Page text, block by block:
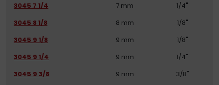
3045 7 1/4
7 mm
1/4"
3045 8 1/8
8 mm
1/8"
3045 9 1/8
9 mm
1/8"
3045 9 1/4
9 mm
1/4"
3045 9 3/8
9 mm
3/8"